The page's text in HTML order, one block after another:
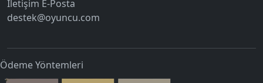
İletişim E-Posta
destek@oyuncu.com
Ödeme Yöntemleri